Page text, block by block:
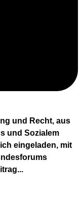
und Recht, aus
und Sozialem
eingeladen, mit